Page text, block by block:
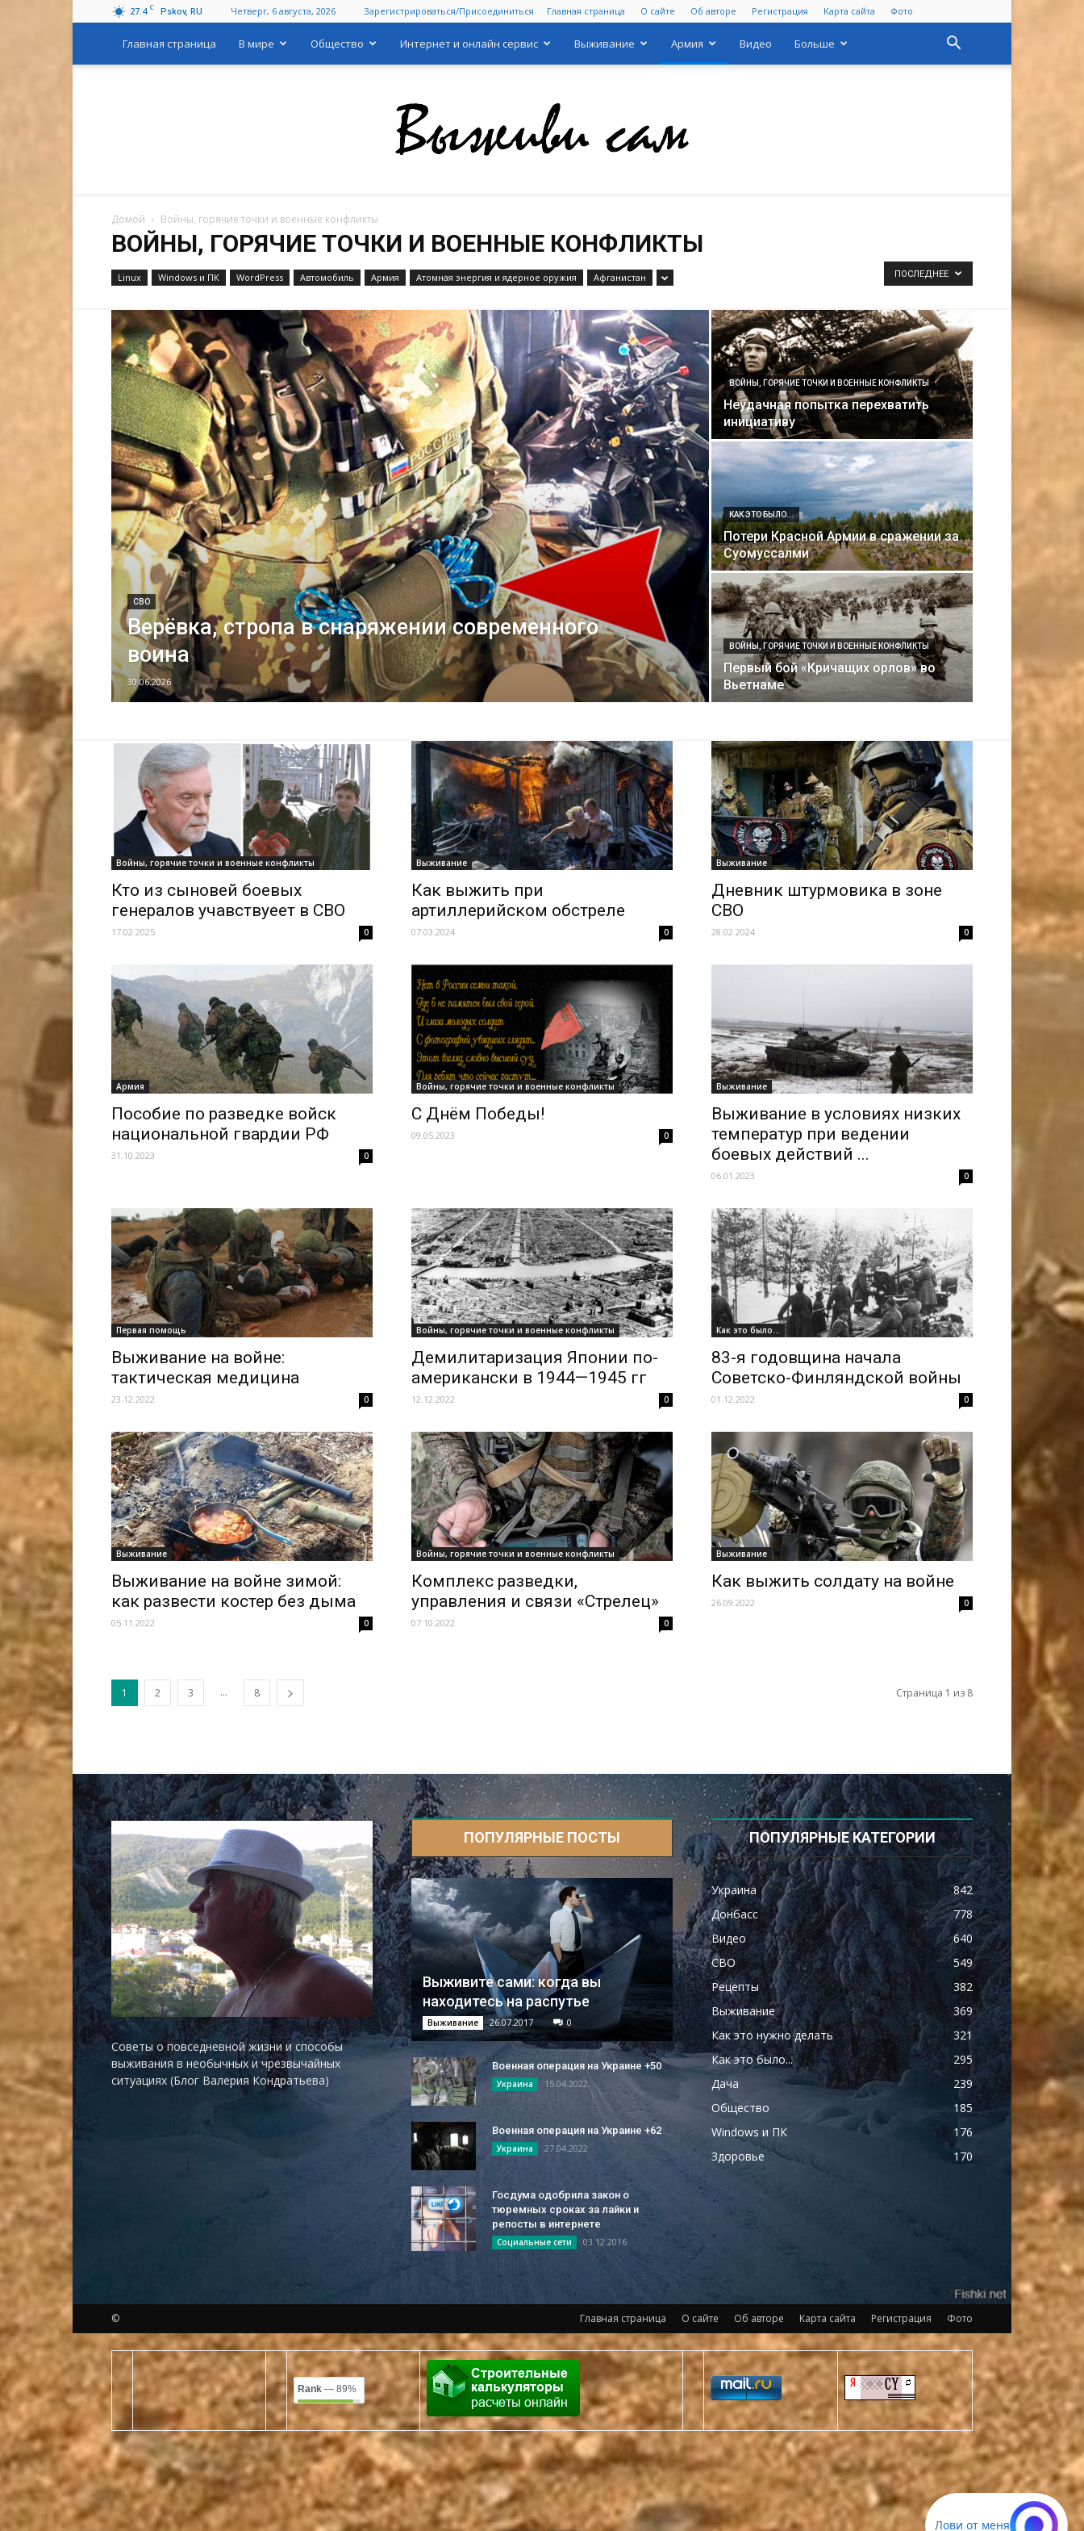
27.4 C Pskov, RU Четверг, 6 августа, 2026 Зарегистрироваться/Присоединиться Главная страница О сайте Об авторе Регистрация Карта сайта Фото
Главная страница В мире Общество Интернет и онлайн сервис Выживание Армия Видео Больше
сам
Домой Войны, горячие точки и военные конфликты
ВОЙНЫ, ГОРЯЧИЕ ТОЧКИ И ВОЕННЫЕ КОНФЛИКТЫ
Linux Windows и ПК WordPress Автомобиль Армия Атомная энергия и ядерное оружия Афганистан ПОСЛЕДНЕЕ
СВО
Верёвка, стропа в снаряжении современного
воина
30.06.2026
ВОЙНЫ, ГОРЯЧИЕ ТОЧКИ И ВОЕННЫЕ КОНФЛИКТЫ
Неудачная попытка перехватить
инициативу
КАК ЭТО БЫЛО...
Потери Красной Армии в сражении за
Суомуссалми
ВОЙНЫ, ГОРЯЧИЕ ТОЧКИ И ВОЕННЫЕ КОНФЛИКТЫ
Первый бой «Кричащих орлов» во
Вьетнаме
Войны, горячие точки и военные конфликты
Кто из сыновей боевых
генералов учавствуеет в СВО
17.02.2025 0
Выживание
Как выжить при
артиллерийском обстреле
07.03.2024 0
Выживание
Дневник штурмовика в зоне
СВО
28.02.2024 0
Армия
Пособие по разведке войск
национальной гвардии РФ
31.10.2023 0
Войны, горячие точки и военные конфликты
С Днём Победы!
09.05.2023 0
Выживание
Выживание в условиях низких
температур при ведении
боевых действий ...
06.01.2023 0
Первая помощь
Выживание на войне:
тактическая медицина
23.12.2022 0
Войны, горячие точки и военные конфликты
Демилитаризация Японии по-
американски в 1944—1945 гг
12.12.2022 0
Как это было...
83-я годовщина начала
Советско-Финляндской войны
01.12.2022 0
Выживание
Выживание на войне зимой:
как развести костер без дыма
05.11.2022 0
Войны, горячие точки и военные конфликты
Комплекс разведки,
управления и связи «Стрелец»
07.10.2022 0
Выживание
Как выжить солдату на войне
26.09.2022 0
1 2 3 ... 8 Страница 1 из 8
Советы о повседневной жизни и способы
выживания в необычных и чрезвычайных
ситуациях (Блог Валерия Кондратьева)
ПОПУЛЯРНЫЕ ПОСТЫ
Выживите сами: когда вы
находитесь на распутье
Выживание 26.07.2017 0
Военная операция на Украине +50
Украина 15.04.2022
Военная операция на Украине +62
Украина 27.04.2022
Госдума одобрила закон о
тюремных сроках за лайки и
репосты в интернете
Социальные сети 03.12.2016
ПОПУЛЯРНЫЕ КАТЕГОРИИ
Украина
842
Донбасс
778
Видео
640
СВО
549
Рецепты
382
Выживание
369
Как это нужно делать
321
Как это было...
295
Дача
239
Общество
185
Windows и ПК
176
Здоровье
170
Главная страница О сайте Об авторе Карта сайта Регистрация Фото
©
Лови от меня
Rank — 89%